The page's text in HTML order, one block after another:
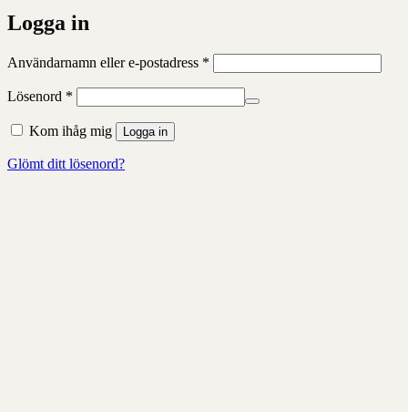
Logga in
Användarnamn eller e-postadress *
Lösenord *
Kom ihåg mig Logga in
Glömt ditt lösenord?